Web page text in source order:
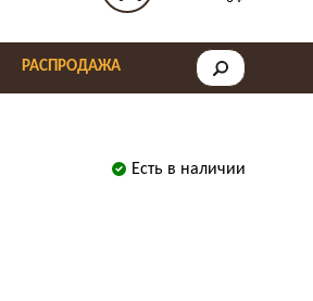
РАСПРОДАЖА
Есть в наличии